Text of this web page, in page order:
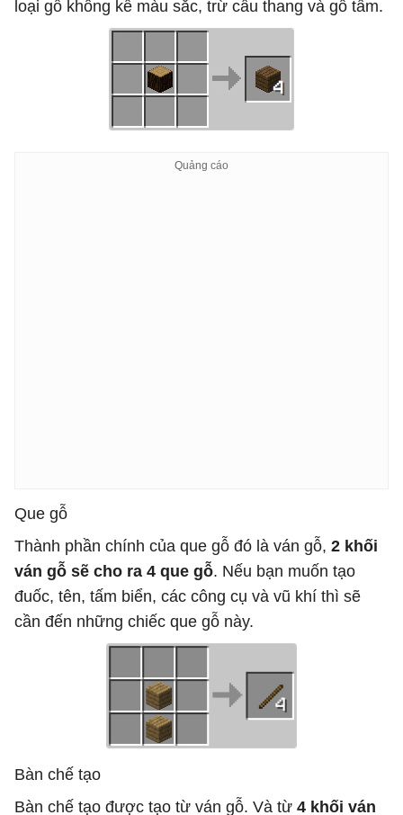
loại gỗ không kể màu sắc, trừ cầu thang và gỗ tấm.
Que gỗ
Thành phần chính của que gỗ đó là ván gỗ, 2 khối
ván gỗ sẽ cho ra 4 que gỗ. Nếu bạn muốn tạo
đuốc, tên, tấm biển, các công cụ và vũ khí thì sẽ
cần đến những chiếc que gỗ này.
Bàn chế tạo
Bàn chế tạo được tạo từ ván gỗ. Và từ 4 khối ván